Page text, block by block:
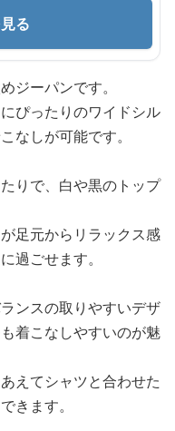
る
ジーパンです。
ぴったりのワイドシル
なしが可能です。
りで、白や黒のトップ
足元からリラックス感
過ごせます。
ンスの取りやすいデザ
着こなしやすいのが魅
えてシャツと合わせた
きます。